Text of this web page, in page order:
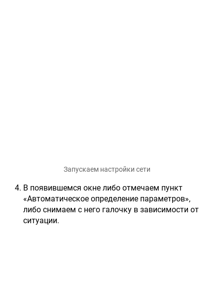
Запускаем настройки сети
В появившемся окне либо отмечаем пункт
«Автоматическое определение параметров»,
либо снимаем с него галочку в зависимости от
ситуации.